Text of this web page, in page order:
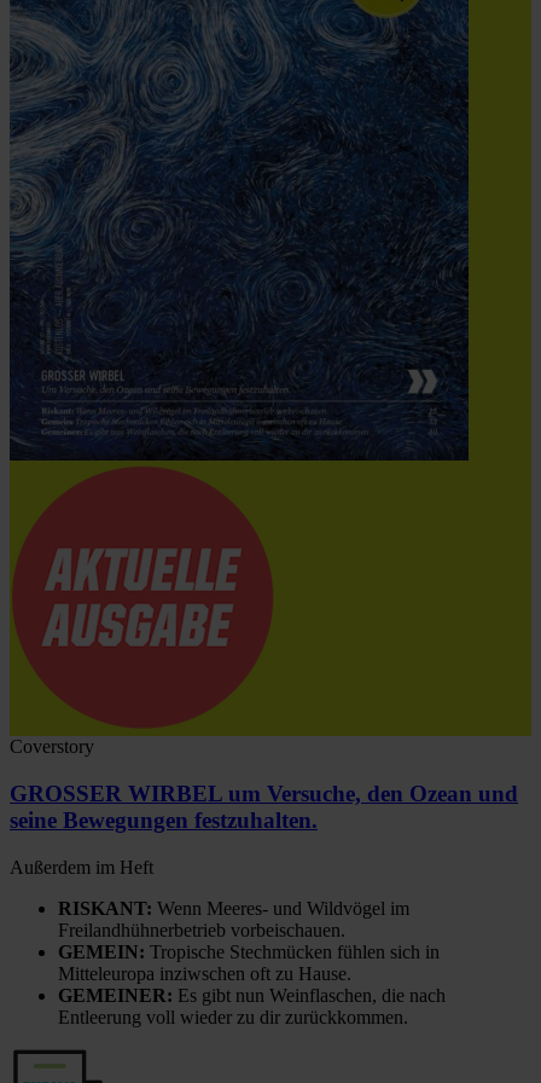
Coverstory
GROSSER WIRBEL um Versuche, den Ozean und
seine Bewegungen festzuhalten.
Außerdem im Heft
RISKANT: Wenn Meeres- und Wildvögel im
Freilandhühnerbetrieb vorbeischauen.
GEMEIN: Tropische Stechmücken fühlen sich in
Mitteleuropa inziwschen oft zu Hause.
GEMEINER: Es gibt nun Weinflaschen, die nach
Entleerung voll wieder zu dir zurückkommen.